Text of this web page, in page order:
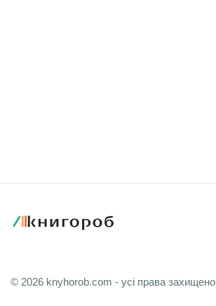
© 2026 knyhorob.com - усі права захищено